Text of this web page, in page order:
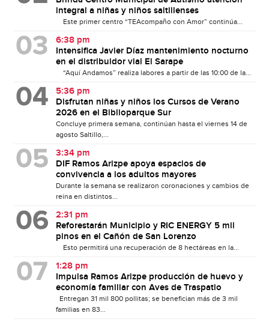
integral a niñas y niños saltillenses
Este primer centro “TEAcompaño con Amor” continúa...
6:38 pm
Intensifica Javier Díaz mantenimiento nocturno
en el distribuidor vial El Sarape
“Aquí Andamos” realiza labores a partir de las 10:00 de la...
5:36 pm
Disfrutan niñas y niños los Cursos de Verano
2026 en el Biblioparque Sur
Concluye primera semana, continúan hasta el viernes 14 de
agosto Saltillo,...
3:34 pm
DIF Ramos Arizpe apoya espacios de
convivencia a los adultos mayores
Durante la semana se realizaron coronaciones y cambios de
reina en distintos...
2:31 pm
Reforestarán Municipio y RIC ENERGY 5 mil
pinos en el Cañón de San Lorenzo
Esto permitirá una recuperación de 8 hectáreas en la...
1:28 pm
Impulsa Ramos Arizpe producción de huevo y
economía familiar con Aves de Traspatio
Entregan 31 mil 800 pollitas; se benefician más de 3 mil
familias en 83...